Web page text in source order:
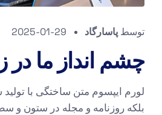
توسطپاسارگاد 2025-01-29
چشم انداز ما در
لورم ایپسوم متن ساختگی با
بلکه روزنامه و مجله در ستون و